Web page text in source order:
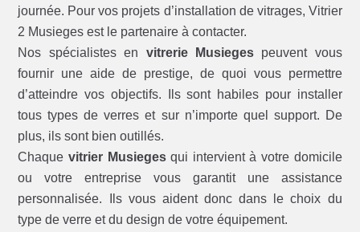
journée. Pour vos projets d’installation de vitrages, Vitrier
2 Musieges est le partenaire à contacter.
Nos spécialistes en vitrerie Musieges peuvent vous
fournir une aide de prestige, de quoi vous permettre
d’atteindre vos objectifs. Ils sont habiles pour installer
tous types de verres et sur n’importe quel support. De
plus, ils sont bien outillés.
Chaquevitrier Musiegesqui intervient à votre domicile
ou votre entreprise vous garantit une assistance
personnalisée. Ils vous aident donc dans le choix du
type de verre et du design de votre équipement.